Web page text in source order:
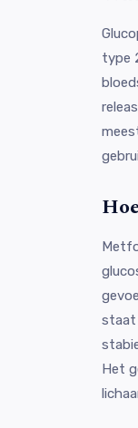
type
staat
Het